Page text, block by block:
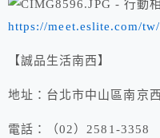
https://meet.eslite.com/
【誠品生活南西】
地址：台北市中山區南京
電話：（02）2581-3358